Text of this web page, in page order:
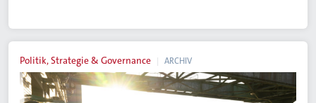
Politik, Strategie & Governance ARCHIV